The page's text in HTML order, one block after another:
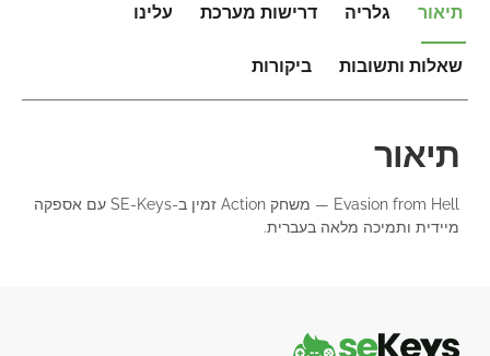
תיאור גלריה דרישות מערכת עלינו
שאלות ותשובות ביקורות
תיאור
Evasion from Hell — משחק Action זמין ב-SE-Keys עם אספקה
מיידית ותמיכה מלאה בעברית.